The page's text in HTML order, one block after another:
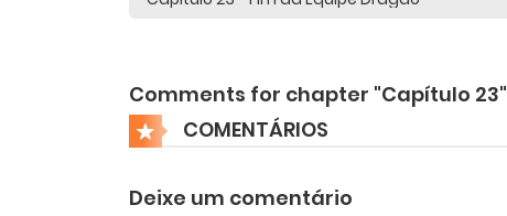
Comments for chapter "Capítulo 23"
COMENTÁRIOS
Deixe um comentário